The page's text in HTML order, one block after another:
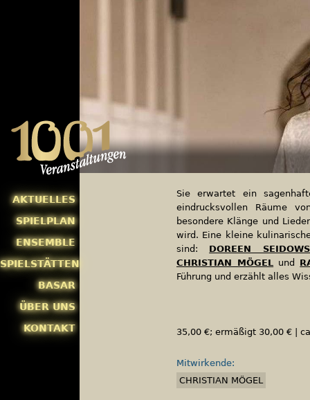
AKTUELLES
SPIELPLAN
ENSEMBLE
SPIELSTÄTTEN
BASAR
ÜBER UNS
KONTAKT
Sie erwartet ein
eindrucksvollen Räume
besondere Klänge und
wird. Eine kleine
sind: DOREEN
CHRISTIAN MÖGEL und
Führung und erzählt alles
35,00 €; ermäßigt 30,00 € |
Mitwirkende:
CHRISTIAN MÖGEL